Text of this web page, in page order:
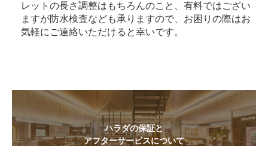
レットの長さ調整はもちろんのこと、有料ではござい
ますが防水検査なども承りますので、お困りの際はお
気軽にご連絡いただけると幸いです。
ハラダの保証と
アフターサービスについて